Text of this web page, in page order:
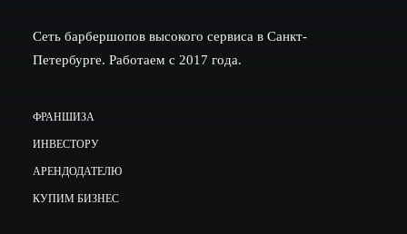
Сеть барбершопов высокого сервиса в Санкт-
Петербурге. Работаем с 2017 года.
ФРАНШИЗА
ИНВЕСТОРУ
АРЕНДОДАТЕЛЮ
КУПИМ БИЗНЕС